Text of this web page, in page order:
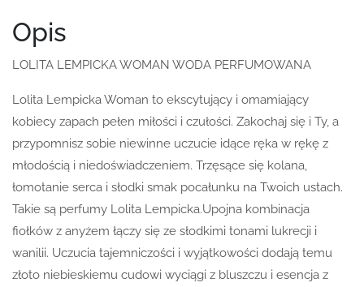
Opis
LOLITA LEMPICKA WOMAN WODA PERFUMOWANA
Lolita Lempicka Woman to ekscytujący i omamiający
kobiecy zapach pełen miłości i czułości. Zakochaj się i Ty, a
przypomnisz sobie niewinne uczucie idące ręka w rękę z
młodością i niedoświadczeniem. Trzęsące się kolana,
łomotanie serca i słodki smak pocałunku na Twoich ustach.
Takie są perfumy Lolita Lempicka.Upojna kombinacja
fiołków z anyżem łączy się ze słodkimi tonami lukrecji i
wanilii. Uczucia tajemniczości i wyjątkowości dodają temu
złoto niebieskiemu cudowi wyciągi z bluszczu i esencja z